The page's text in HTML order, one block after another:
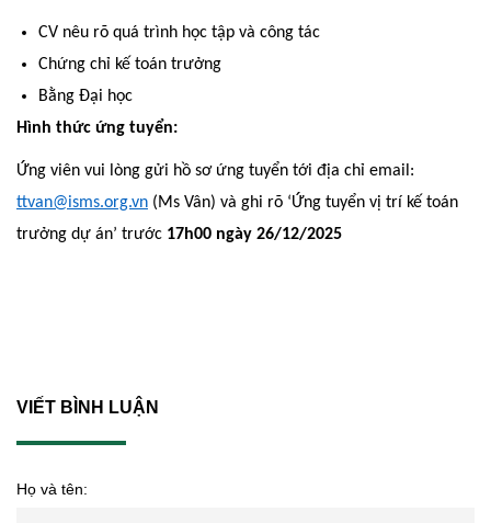
CV nêu rõ quá trình học tập và công tác
Chứng chỉ kế toán trưởng
Bằng Đại học
Hình thức ứng tuyển:
Ứng viên vui lòng gửi hồ sơ ứng tuyển tới địa chỉ email:
ttvan@isms.org.vn (Ms Vân) và ghi rõ ‘Ứng tuyển vị trí kế toán
trưởng dự án’ trước 17h00 ngày 26/12/2025
VIẾT BÌNH LUẬN
Họ và tên: